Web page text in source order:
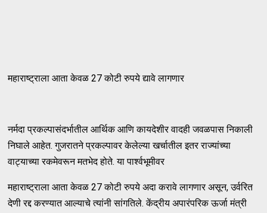
महाराष्ट्राला आता केवळ 27 कोटी रुपये द्यावे लागणार
नर्मदा प्रकल्पासंदर्भातील आर्थिक आणि कायदेशीर वादही जवळपास निकाली
निघाले आहेत. गुजरातने प्रकल्पावर केलेल्या खर्चातील इतर राज्यांच्या
वाट्याच्या रकमेवरून मतभेद होते. या पार्श्वभूमीवर
महाराष्ट्राला आता केवळ 27 कोटी रुपये अदा करावे लागणार असून, उर्वरित
देणी रद्द करण्यात आल्याचे त्यांनी सांगतिले. केंद्रीय अपारंपरिक ऊर्जा मंत्री